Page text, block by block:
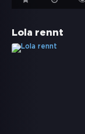
Lola rennt